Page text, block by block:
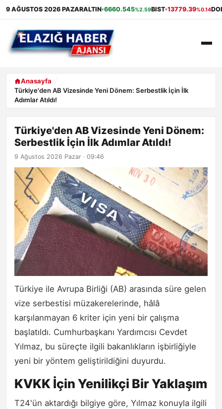
9 AĞUSTOS 2026 PAZARALTIN▾6660.545%2.59BIST▾13779.39%0.14
ANASAYFA
GÜNDEM
SAĞLIK
ALIŞVERIŞ
Anasayfa
Türkiye'den AB Vizesinde Yeni Dönem: Serbestlik İçin İlk
Adımlar Atıldı!
Türkiye'den AB Vizesinde Yeni Dönem:
Serbestlik İçin İlk Adımlar Atıldı!
9 Ağustos 2026 Pazar · 09:46
Türkiye ile Avrupa Birliği (AB) arasında süre gelen
vize serbestisi müzakerelerinde, hâlâ
karşılanmayan 6 kriter için yeni bir çalışma
başlatıldı. Cumhurbaşkanı Yardımcısı Cevdet
Yılmaz, bu süreçte ilgili bakanlıkların işbirliğiyle
yeni bir yöntem geliştirildiğini duyurdu.
KVKK İçin Yenilikçi Bir Yaklaşım
T24'ün aktardığı bilgiye göre, Yılmaz konuyla ilgili